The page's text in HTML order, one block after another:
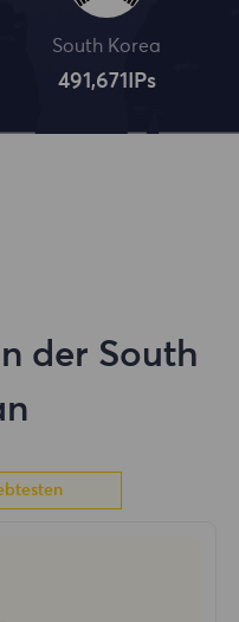
South Korea
491,672 IPs
der South